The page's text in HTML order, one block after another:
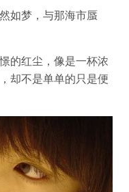
梦，与那海市蜃
红尘，像是一杯浓
却不是单单的只是便